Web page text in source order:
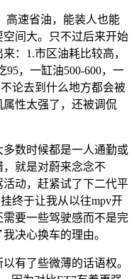
高速省油，能装人也能
间大。只不过后来开始
：1.市区油耗比较高，
95，一缸油500-600，一
论去到什么地方都会被
性太强了，还被调侃
数时候都是一人通勤或
就是对蔚来念念不
动，赶紧试了下二代平
终于让我从以往mpv开
要一些驾驶感而不是完
决心换车的理由。
有了些微薄的话语权。